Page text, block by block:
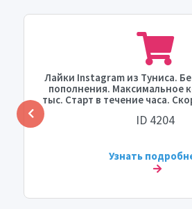
Лайки Instagram из Туниса.
пополнения. Максимальное
тыс. Старт в течение часа.
ID 4204
Узнать